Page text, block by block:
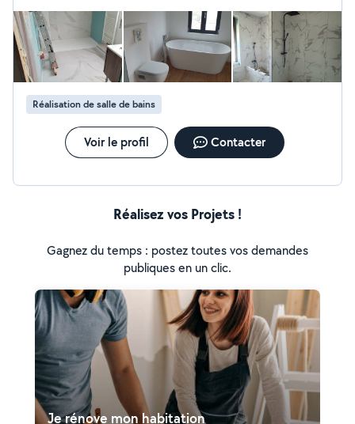
Dépannages urgents ️ Travail sérieux, propre et soigné
Intervention rapide
Réalisation de salle de bains
Voir le profil Contacter
Réalisez vos Projets !
Gagnez du temps : postez toutes vos demandes
publiques en un clic.
Je rénove mon habitation